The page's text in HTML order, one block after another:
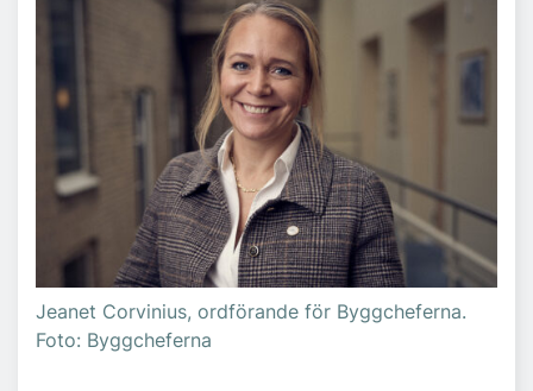
Jeanet Corvinius, ordförande för Byggcheferna.
Foto: Byggcheferna